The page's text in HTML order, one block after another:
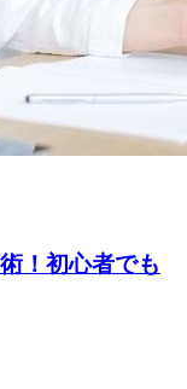
！初心者でも